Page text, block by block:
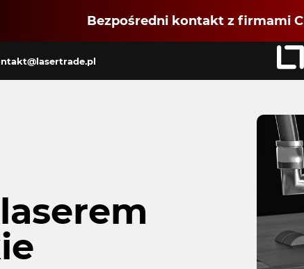
Bezpośredni kontakt z firmami
się
Dołącz